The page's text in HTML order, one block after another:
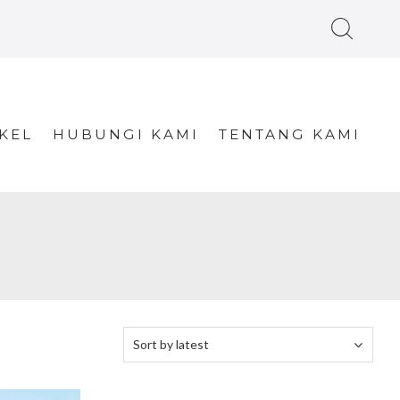
HUBUNGI KAMI TENTANG KAMI